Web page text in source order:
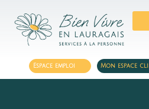
Espace emploi Mon espace